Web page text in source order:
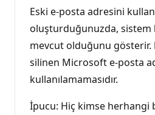
Eski e-posta adresini
oluşturduğunuzda, sistem
mevcut olduğunu gösterir.
silinen Microsoft e-posta
kullanılamamasıdır.
İpucu: Hiç kimse herhangi